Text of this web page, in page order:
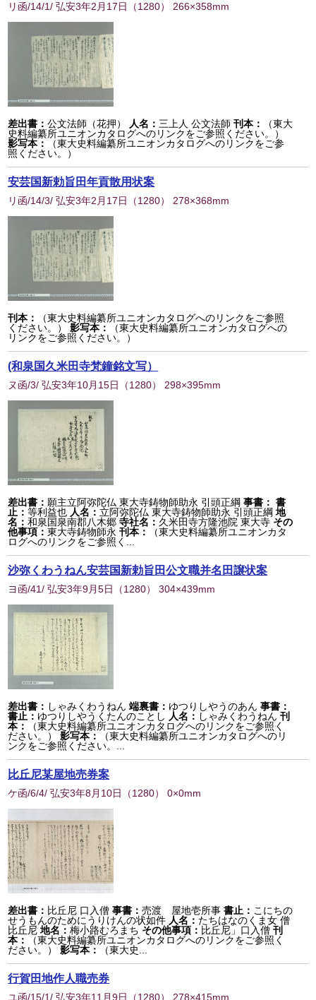
リ函/14/1/ 弘安3年2月17日 （1280） 266×358mm
差出書：公文法師（花押） 人名： 三上人 公文法師 刊本：
（東大
史料編纂所ユニオンカタログへのリンクをご参照ください。）
影写本：
（東大史料編纂所ユニオンカタログへのリンクをご参
照ください。）
安芸国新勅旨田年貢散用状案
リ函/14/3/ 弘安3年2月17日 （1280） 278×368mm
刊本：
（東大史料編纂所ユニオンカタログへのリンクをご参照
ください。）
影写本：
（東大史料編纂所ユニオンカタログへの
リンクをご参照ください。）
(和泉国久米田寺梵鐘銘文写）
ヌ函/3/ 弘安3年10月15日 （1280） 298×395mm
差出書： 願主立阿弥陀仏 東大寺鋳物師助永 引頭正綱 事書： 書
止：等利益也 人名： 立阿弥陀仏 東大寺鋳物師助永 引頭正綱 地
名：和泉国泉南郡八木郷 寺社名： 久米田寺方隆池院 東大寺 その
他事項：東大寺鋳物師永刊本：
（東大史料編纂所ユニオンカタ
ログへのリンクをご参照く...
沙弥くわうねん安芸国新勅旨田公文職并名田譲状案
ヨ函/41/ 弘安3年9月5日 （1280） 304×439mm
差出書： しゃみくわうねん 端裏書： ゆつりしやうのあん 事書：
書止： ゆつりしやうくたんのことし 人名： しゃみくわうねん 刊
本：
（東大史料編纂所ユニオンカタログへのリンクをご参照く
ださい。）
影写本：
（東大史料編纂所ユニオンカタログへのリ
ンクをご参照ください。...
比丘尼某屋地売券案
ケ函/6/4/ 弘安3年8月10日 （1280） 0×0mm
差出書： 比丘尼 口入僧 事書：売渡 屋地壱所事書止： こにちの
せうもんのためにうりけんの状如件 人名： たちはなのくま女 僧
比丘尼 地名：梅小路むろまち その他事項： 比丘尼」口入僧刊
本：
（東大史料編纂所ユニオンカタログへのリンクをご参照く
ださい。）
影写本： （東大史...
行賀田地作人職売券
ユ函/15/1/ 弘安3年11月9日 （1280） 278×415mm